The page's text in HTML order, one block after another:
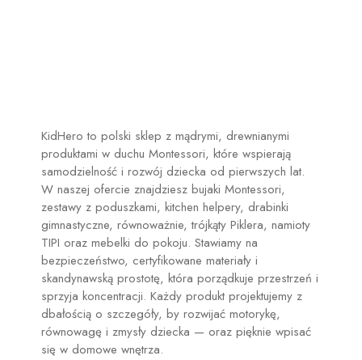
ZOBACZ PRODUKT
KidHero to polski sklep z mądrymi, drewnianymi
produktami w duchu Montessori, które wspierają
samodzielność i rozwój dziecka od pierwszych lat.
W naszej ofercie znajdziesz bujaki Montessori,
zestawy z poduszkami, kitchen helpery, drabinki
gimnastyczne, równoważnie, trójkąty Piklera, namioty
TIPI oraz mebelki do pokoju. Stawiamy na
bezpieczeństwo, certyfikowane materiały i
skandynawską prostotę, która porządkuje przestrzeń i
sprzyja koncentracji. Każdy produkt projektujemy z
dbałością o szczegóły, by rozwijać motorykę,
równowagę i zmysły dziecka — oraz pięknie wpisać
się w domowe wnętrza.